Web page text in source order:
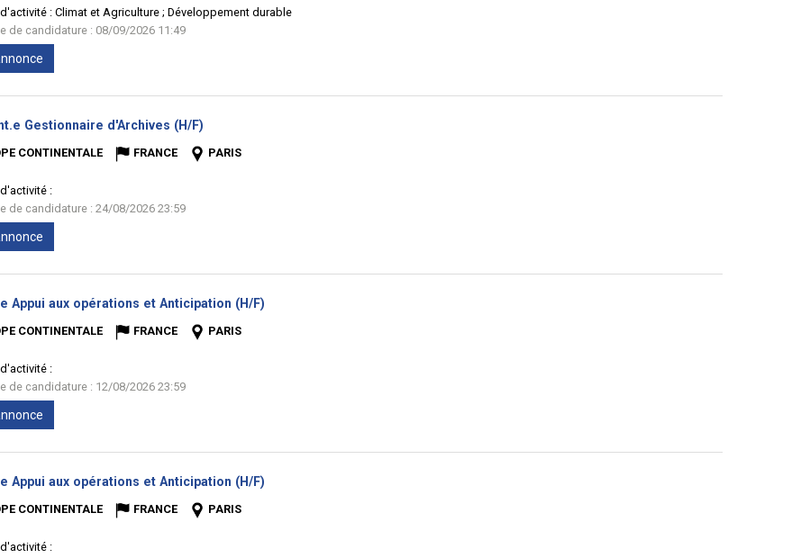
: Climat et Agriculture ; Développement durable
de candidature : 08/09/2026 11:49
Gestionnaire d'Archives (H/F)
CONTINENTALE FRANCE
PARIS
:
de candidature : 24/08/2026 23:59
Appui aux opérations et Anticipation (H/F)
CONTINENTALE FRANCE
PARIS
:
de candidature : 12/08/2026 23:59
Appui aux opérations et Anticipation (H/F)
CONTINENTALE FRANCE
PARIS
: